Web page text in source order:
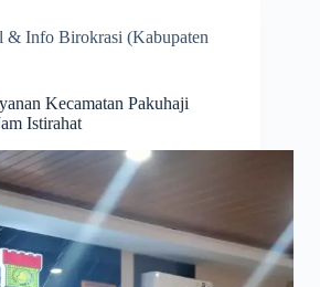
& Info Birokrasi (Kabupaten
Kecamatan Pakuhaji
Istirahat